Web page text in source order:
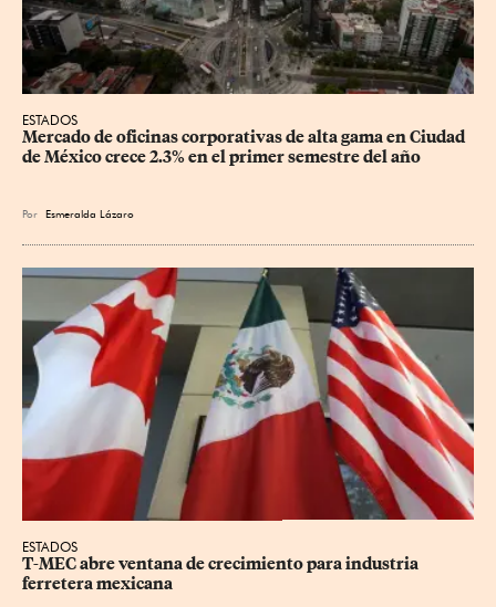
ESTADOS
Mercado de oficinas corporativas de alta gama en Ciudad
de México crece 2.3% en el primer semestre del año
Por Esmeralda Lázaro
ESTADOS
T-MEC abre ventana de crecimiento para industria
ferretera mexicana